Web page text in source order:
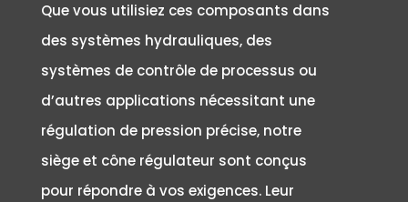
Que vous utilisiez ces composants dans
des systèmes hydrauliques, des
systèmes de contrôle de processus ou
d’autres applications nécessitant une
régulation de pression précise, notre
siège et cône régulateur sont conçus
pour répondre à vos exigences. Leur